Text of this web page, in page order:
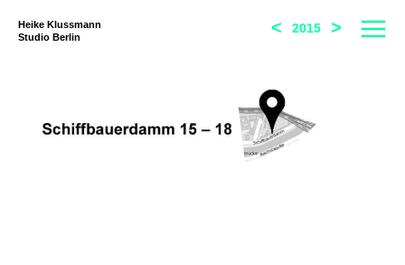
Heike Klussmann
Studio Berlin
< 2015 >